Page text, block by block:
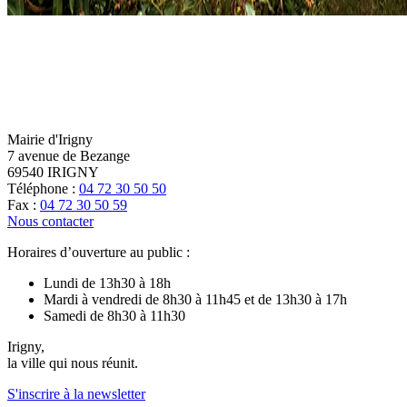
Mairie d'Irigny
7 avenue de Bezange
69540 IRIGNY
Téléphone : 04 72 30 50 50
Fax : 04 72 30 50 59
Nous contacter
Horaires d’ouverture au public :
Lundi de 13h30 à 18h
Mardi à vendredi de 8h30 à 11h45 et de 13h30 à 17h
Samedi de 8h30 à 11h30
Irigny,
la ville qui nous réunit.
S'inscrire à la newsletter